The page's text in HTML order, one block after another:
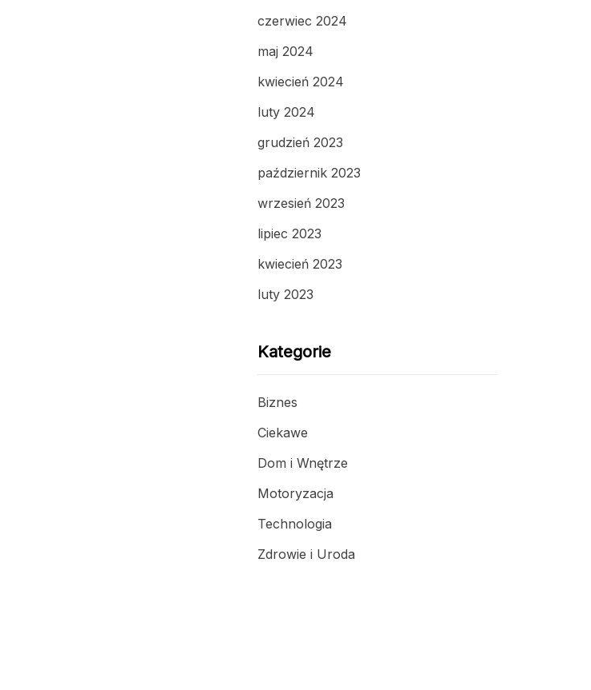
czerwiec 2024
maj 2024
kwiecień 2024
luty 2024
grudzień 2023
październik 2023
wrzesień 2023
lipiec 2023
kwiecień 2023
luty 2023
Kategorie
Biznes
Ciekawe
Dom i Wnętrze
Motoryzacja
Technologia
Zdrowie i Uroda